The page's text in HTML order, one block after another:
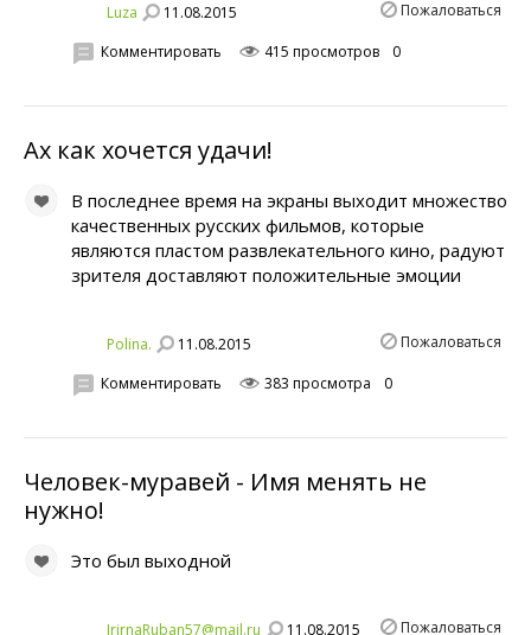
Luza 11.08.2015 Пожаловаться
Комментировать 415 просмотров 0
Ах как хочется удачи!
В последнее время на экраны выходит множество
качественных русских фильмов, которые
являются пластом развлекательного кино, радуют
зрителя доставляют положительные эмоции
Polinа. 11.08.2015 Пожаловаться
Комментировать 383 просмотра 0
Человек-муравей - Имя менять не
нужно!
Это был выходной
IrirnaRuban57@mail.ru 11.08.2015 Пожаловаться